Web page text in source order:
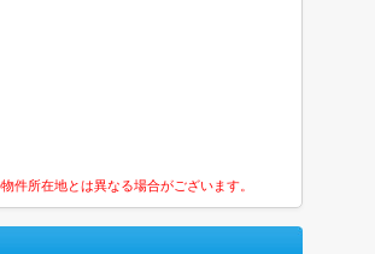
件所在地とは異なる場合がございます。